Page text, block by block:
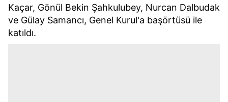
Kaçar, Gönül Bekin Şahkulubey, Nurcan Dalbudak
ve Gülay Samancı, Genel Kurul'a başörtüsü ile
katıldı.